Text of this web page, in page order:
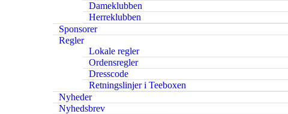
Dameklubben
Herreklubben
Sponsorer
Regler
Lokale regler
Ordensregler
Dresscode
Retningslinjer i Teeboxen
Nyheder
Nyhedsbrev